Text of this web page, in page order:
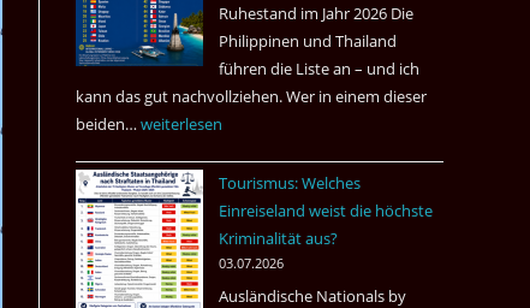
in
Bangkok
Ruhestand im Jahr 2026 Die
Philippinen und Thailand
führen die Liste an – und ich
kann das gut nachvollziehen. Wer in einem dieser
beiden… Asien
das
Beste
Ruheständler
Gebiet
weiterlesen
Tourismus: Welches
Einreiseland weist die höchste
Kriminalität aus?
03.07.2026
Ausländische Nationals by